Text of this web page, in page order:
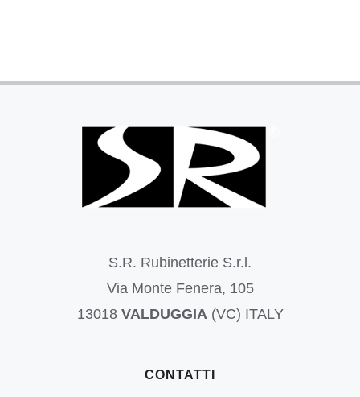
S.R. Rubinetterie S.r.l.
Via Monte Fenera, 105
13018 VALDUGGIA (VC) ITALY
CONTATTI